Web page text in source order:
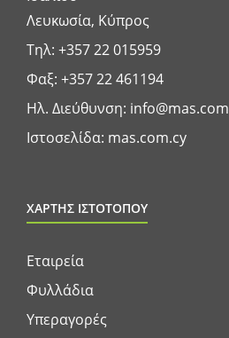
Λευκωσία, Κύπρος
Τηλ: +357 22 015959
Φαξ: +357 22 461194
Ηλ. Διεύθυνση:
Ιστοσελίδα: mas.com.cy
ΧΑΡΤΗΣ ΙΣΤΟΤΟΠΟΥ
Εταιρεία
Φυλλάδια
Υπεραγορές